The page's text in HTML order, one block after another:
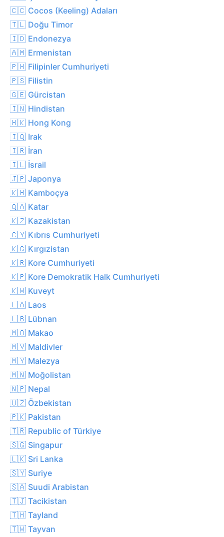
🇨🇨 Cocos (Keeling) Adaları
🇹🇱 Doğu Timor
🇮🇩 Endonezya
🇦🇲 Ermenistan
🇵🇭 Filipinler Cumhuriyeti
🇵🇸 Filistin
🇬🇪 Gürcistan
🇮🇳 Hindistan
🇭🇰 Hong Kong
🇮🇶 Irak
🇮🇷 İran
🇮🇱 İsrail
🇯🇵 Japonya
🇰🇭 Kamboçya
🇶🇦 Katar
🇰🇿 Kazakistan
🇨🇾 Kıbrıs Cumhuriyeti
🇰🇬 Kırgızistan
🇰🇷 Kore Cumhuriyeti
🇰🇵 Kore Demokratik Halk Cumhuriyeti
🇰🇼 Kuveyt
🇱🇦 Laos
🇱🇧 Lübnan
🇲🇴 Makao
🇲🇻 Maldivler
🇲🇾 Malezya
🇲🇳 Moğolistan
🇳🇵 Nepal
🇺🇿 Özbekistan
🇵🇰 Pakistan
🇹🇷 Republic of Türkiye
🇸🇬 Singapur
🇱🇰 Sri Lanka
🇸🇾 Suriye
🇸🇦 Suudi Arabistan
🇹🇯 Tacikistan
🇹🇭 Tayland
🇹🇼 Tayvan